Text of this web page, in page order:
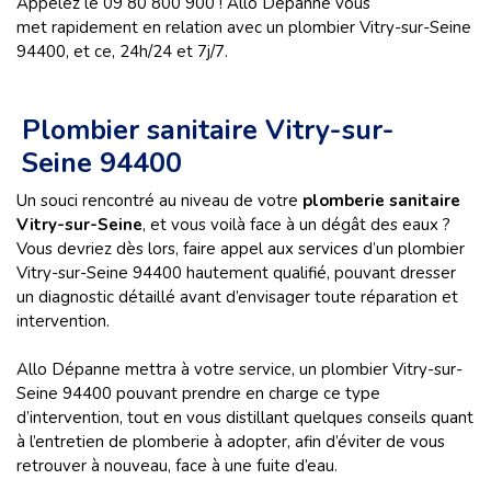
met rapidement en relation avec un plombier Vitry-sur-Seine
94400, et ce, 24h/24 et 7j/7.
Plombier sanitaire Vitry-sur-
Seine 94400
Un souci rencontré au niveau de votre plomberie sanitaire
Vitry-sur-Seine, et vous voilà face à un dégât des eaux ?
Vous devriez dès lors, faire appel aux services d’un plombier
Vitry-sur-Seine 94400 hautement qualifié, pouvant dresser
un diagnostic détaillé avant d’envisager toute réparation et
intervention.
Allo Dépanne mettra à votre service, un plombier Vitry-sur-
Seine 94400 pouvant prendre en charge ce type
d’intervention, tout en vous distillant quelques conseils quant
à l’entretien de plomberie à adopter, afin d’éviter de vous
retrouver à nouveau, face à une fuite d’eau.